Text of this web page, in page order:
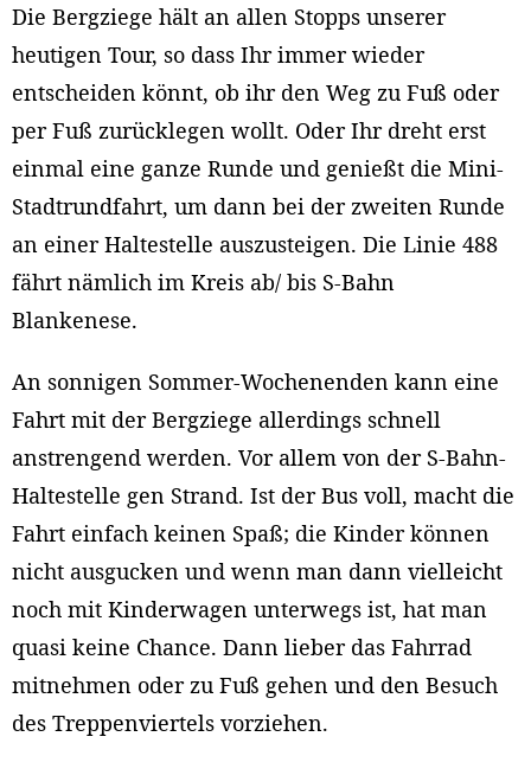
Die Bergziege hält an allen Stopps unserer
heutigen Tour, so dass Ihr immer wieder
entscheiden könnt, ob ihr den Weg zu Fuß oder
per Fuß zurücklegen wollt. Oder Ihr dreht erst
einmal eine ganze Runde und genießt die Mini-
Stadtrundfahrt, um dann bei der zweiten Runde
an einer Haltestelle auszusteigen. Die Linie 488
fährt nämlich im Kreis ab/ bis S-Bahn
Blankenese.
An sonnigen Sommer-Wochenenden kann eine
Fahrt mit der Bergziege allerdings schnell
anstrengend werden. Vor allem von der S-Bahn-
Haltestelle gen Strand. Ist der Bus voll, macht die
Fahrt einfach keinen Spaß; die Kinder können
nicht ausgucken und wenn man dann vielleicht
noch mit Kinderwagen unterwegs ist, hat man
quasi keine Chance. Dann lieber das Fahrrad
mitnehmen oder zu Fuß gehen und den Besuch
des Treppenviertels vorziehen.